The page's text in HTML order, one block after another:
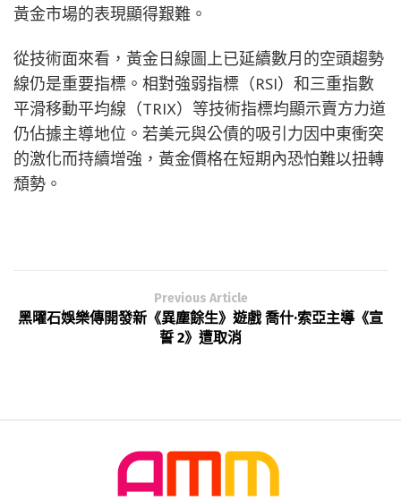
黃金市場的表現顯得艱難。
從技術面來看，黃金日線圖上已延續數月的空頭趨勢
線仍是重要指標。相對強弱指標（RSI）和三重指數
平滑移動平均線（TRIX）等技術指標均顯示賣方力道
仍佔據主導地位。若美元與公債的吸引力因中東衝突
的激化而持續增強，黃金價格在短期內恐怕難以扭轉
頹勢。
Previous Article
黑曜石娛樂傳開發新《異塵餘生》遊戲 喬什·索亞主導《宣
誓 2》遭取消